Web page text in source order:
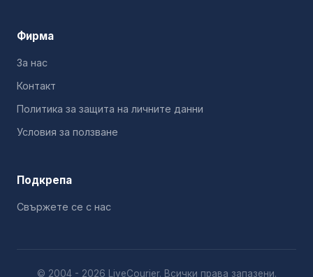
Фирма
За нас
Контакт
Политика за защита на личните данни
Условия за ползване
Подкрепа
Свържете се с нас
© 2004 - 2026 LiveCourier. Всички права запазени.